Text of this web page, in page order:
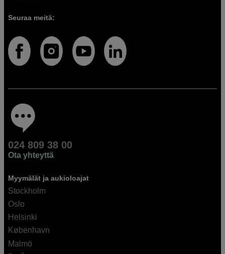
Seuraa meitä:
024 809 38 00
Ota yhteyttä
Myymälät ja aukioloajat
Stockholm
Oslo
Helsinki
København
Malmö